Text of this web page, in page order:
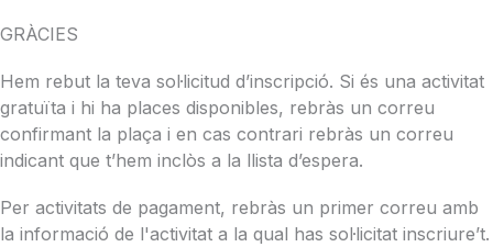
GRÀCIES
Hem rebut la teva sol·licitud d’inscripció. Si és una activitat
gratuïta i hi ha places disponibles, rebràs un correu
confirmant la plaça i en cas contrari rebràs un correu
indicant que t’hem inclòs a la llista d’espera.
Per activitats de pagament, rebràs un primer correu amb
la informació de l'activitat a la qual has sol·licitat inscriure’t.